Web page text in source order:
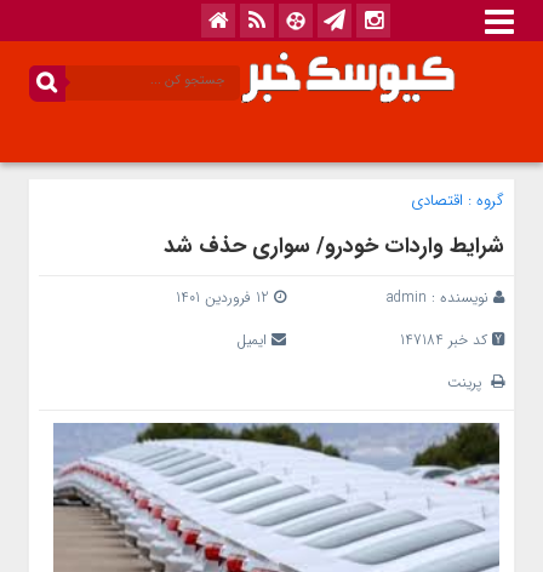
گروه : اقتصادی
شرایط واردات خودرو/ سواری حذف شد
نویسنده : admin
کد خبر 147184
ایمیل
پرینت